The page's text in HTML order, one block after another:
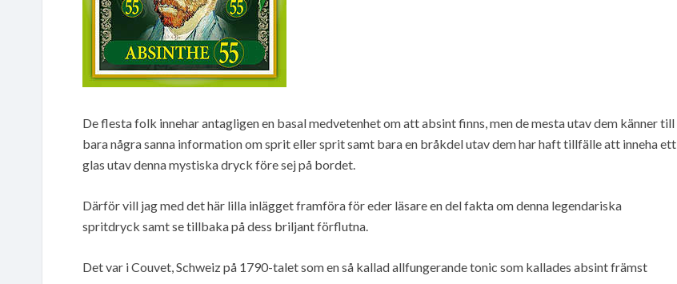
De flesta folk innehar antagligen en basal medvetenhet om att absint finns, men de mesta utav dem känner till
bara några sanna information om sprit eller sprit samt bara en bråkdel utav dem har haft tillfälle att inneha ett
glas utav denna mystiska dryck före sej på bordet.
Därför vill jag med det här lilla inlägget framföra för eder läsare en del fakta om denna legendariska
spritdryck samt se tillbaka på dess briljant förflutna.
Det var i Couvet, Schweiz på 1790-talet som en så kallad allfungerande tonic som kallades absint främst